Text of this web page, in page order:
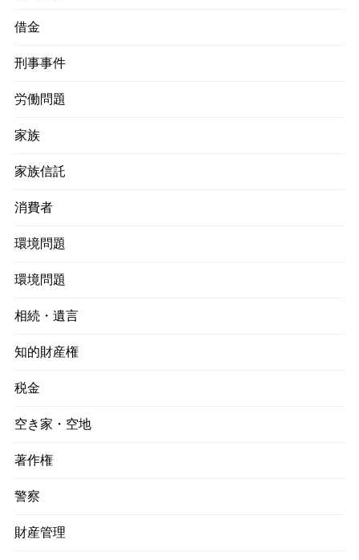
借金
刑事事件
労働問題
家族
家族信託
消費者
環境問題
環境問題
相続・遺言
知的財産権
税金
空き家・空地
著作権
警察
財産管理